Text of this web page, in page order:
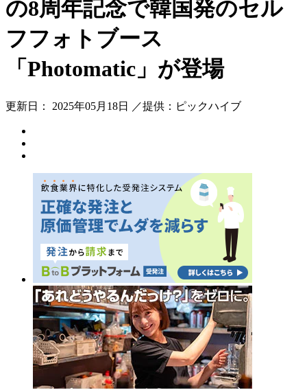
の8周年記念で韓国発のセル
フフォトブース
「Photomatic」が登場
更新日： 2025年05月18日 ／提供：ピックハイブ